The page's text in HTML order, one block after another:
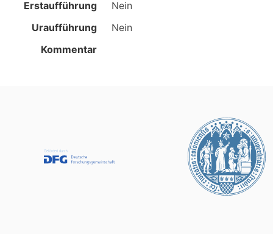
Erstaufführung
Nein
Uraufführung
Nein
Kommentar